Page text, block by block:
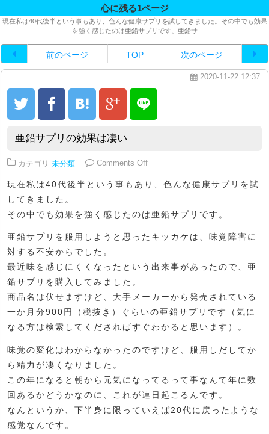
心に残る1ページ
現在私は40代後半という事もあり、色んな健康サプリを試してきました。その中でも効果
を強く感じたのは亜鉛サプリです。亜鉛サ
前のページ TOP 次のページ
2020-11-22 12:37
亜鉛サプリの効果は凄い
カテゴリ 未分類 Comments Offon 亜鉛サプリの効果は凄い
現在私は40代後半という事もあり、色んな健康サプリを試
してきました。
その中でも効果を強く感じたのは亜鉛サプリです。
亜鉛サプリを服用しようと思ったキッカケは、味覚障害に
対する不安からでした。
最近味を感じにくくなったという出来事があったので、亜
鉛サプリを購入してみました。
商品名は伏せますけど、大手メーカーから発売されている
一か月分900円（税抜き）ぐらいの亜鉛サプリです（気に
なる方は検索してくださればすぐわかると思います）。
味覚の変化はわからなかったのですけど、服用しだしてか
ら精力が凄くなりました。
この年になると朝から元気になってるって事なんて年に数
回あるかどうかなのに、これが連日起こるんです。
なんというか、下半身に限っていえば20代に戻ったような
感覚なんです。